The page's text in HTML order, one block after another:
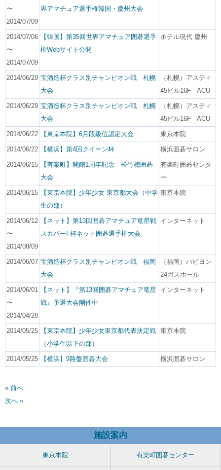
〜
2014/07/09
界アマチュア選手権韓国・慶州大会
2014/07/06
〜
2014/07/09
【韓国】第35回世界アマチュア囲碁選手
権Webサイト公開
ホテル現代 慶州
2014/06/29 宝酒造杯クラス別チャンピオン戦 札幌
大会
（札幌）アスティ
45ビル16F ACU
2014/06/29 宝酒造杯クラス別チャンピオン戦 札幌
大会
（札幌）アスティ
45ビル16F ACU
2014/06/22 【東京本院】6月段級位認定大会 東京本院
2014/06/22 【横浜】第4回クイーン杯 横浜囲碁サロン
2014/06/15
【有楽町】開館1周年記念 松竹梅囲碁
大会
有楽町囲碁センタ
ー
2014/06/15
【東京本院】少年少女 東京都大会（中学
生の部）
東京本院
2014/06/12
〜
2014/08/09
【ネット】第13回囲碁アマチュア竜星戦
スカパー! 杯ネット囲碁選手権大会
インターネット
2014/06/07 宝酒造杯クラス別チャンピオン戦 福岡
大会
（福岡）パピヨン
24ガスホール
2014/06/01
〜
2014/04/28
【ネット】『第13回囲碁アマチュア竜星
戦』予選大会開催中
インターネット
2014/05/25
【東京本院】少年少女東京都代表決定戦
（小学生以下の部）
東京本院
2014/05/25 【横浜】9路盤囲碁大会 横浜囲碁サロン
« 前へ
次へ »
施設案内
東京本院 有楽町囲碁センター